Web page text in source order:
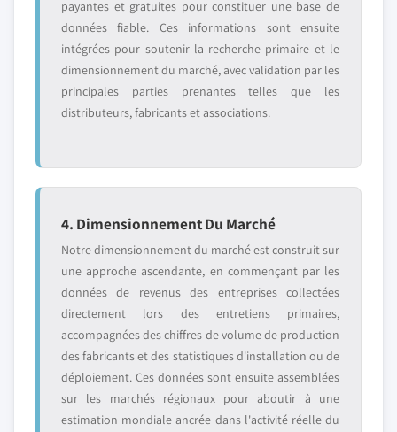
payantes et gratuites pour constituer une base de
données fiable. Ces informations sont ensuite
intégrées pour soutenir la recherche primaire et le
dimensionnement du marché, avec validation par les
principales parties prenantes telles que les
distributeurs, fabricants et associations.
4. Dimensionnement Du Marché
Notre dimensionnement du marché est construit sur
une approche ascendante, en commençant par les
données de revenus des entreprises collectées
directement lors des entretiens primaires,
accompagnées des chiffres de volume de production
des fabricants et des statistiques d'installation ou de
déploiement. Ces données sont ensuite assemblées
sur les marchés régionaux pour aboutir à une
estimation mondiale ancrée dans l'activité réelle du